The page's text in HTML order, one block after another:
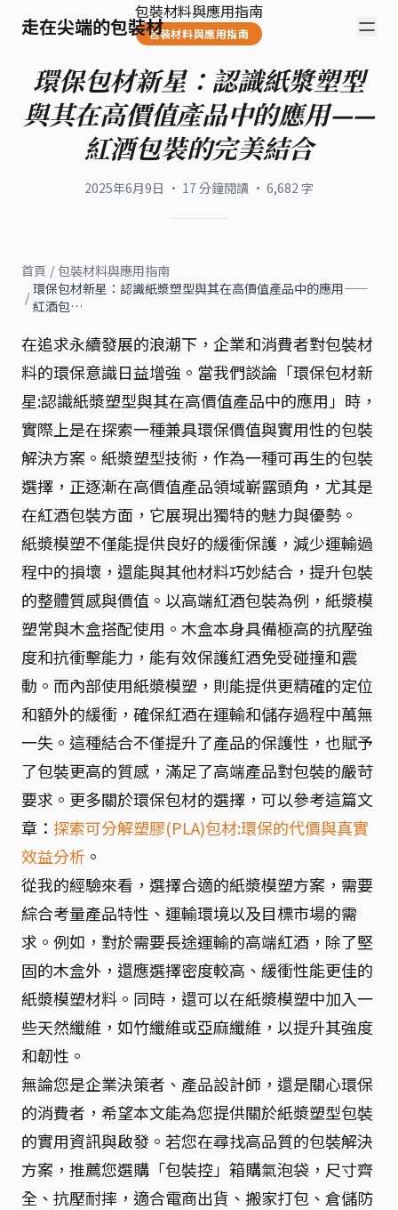
走在尖端的包裝材
包裝材料與應用指南
包裝材料與應用指南
環保包材新星：認識紙漿塑型
與其在高價值產品中的應用——
紅酒包裝的完美結合
2025年6月9日 · 17 分鐘閱讀 · 6,682 字
首頁 / 包裝材料與應用指南
/ 環保包材新星：認識紙漿塑型與其在高價值產品中的應用——
紅酒包…
在追求永續發展的浪潮下，企業和消費者對包裝材
料的環保意識日益增強。當我們談論「環保包材新
星:認識紙漿塑型與其在高價值產品中的應用」時，
實際上是在探索一種兼具環保價值與實用性的包裝
解決方案。紙漿塑型技術，作為一種可再生的包裝
選擇，正逐漸在高價值產品領域嶄露頭角，尤其是
在紅酒包裝方面，它展現出獨特的魅力與優勢。
紙漿模塑不僅能提供良好的緩衝保護，減少運輸過
程中的損壞，還能與其他材料巧妙結合，提升包裝
的整體質感與價值。以高端紅酒包裝為例，紙漿模
塑常與木盒搭配使用。木盒本身具備極高的抗壓強
度和抗衝擊能力，能有效保護紅酒免受碰撞和震
動。而內部使用紙漿模塑，則能提供更精確的定位
和額外的緩衝，確保紅酒在運輸和儲存過程中萬無
一失。這種結合不僅提升了產品的保護性，也賦予
了包裝更高的質感，滿足了高端產品對包裝的嚴苛
要求。更多關於環保包材的選擇，可以參考這篇文
章： 探索可分解塑膠(PLA)包材:環保的代價與真實
效益分析 。
從我的經驗來看，選擇合適的紙漿模塑方案，需要
綜合考量產品特性、運輸環境以及目標市場的需
求。例如，對於需要長途運輸的高端紅酒，除了堅
固的木盒外，還應選擇密度較高、緩衝性能更佳的
紙漿模塑材料。同時，還可以在紙漿模塑中加入一
些天然纖維，如竹纖維或亞麻纖維，以提升其強度
和韌性。
無論您是企業決策者、產品設計師，還是關心環保
的消費者，希望本文能為您提供關於紙漿塑型包裝
的實用資訊與啟發。若您在尋找高品質的包裝解決
方案，推薦您選購「包裝控」箱購氣泡袋，尺寸齊
全、抗壓耐摔，適合電商出貨、搬家打包、倉儲防